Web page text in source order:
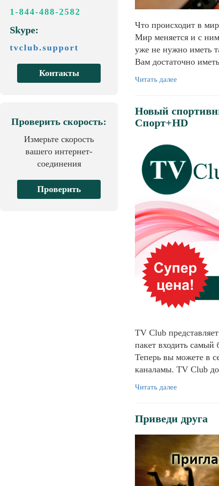
1-844-488-2582
Skype:
tvclub.support
Контакты
Проверить скорость:
Измерьте скорость
вашего интернет-
соединения
Проверить
Что происходит в
Мир меняется и с ним
уже не нужно иметь
Вам достаточно
Читать далее
Новый
Спорт+HD
TV Club
пакет входить
Теперь вы можете в
каналамы. TV Club
Читать далее
Приведи друга